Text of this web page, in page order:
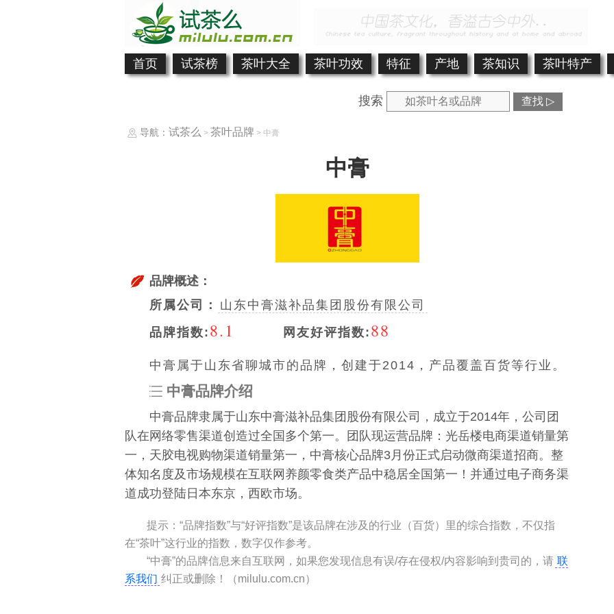
首页 试茶榜 茶叶大全 茶叶功效 特征 产地 茶知识 茶叶特产
搜索 查找 ▷
导航： 试茶么 > 茶叶品牌 > 中膏
中膏
品牌概述：
所属公司：
山东中膏滋补品集团股份有限公司
品牌指数: 8.1 网友好评指数: 88
中膏属于山东省聊城市的品牌，创建于2014，产品覆盖百货等行业。
中膏品牌介绍
中膏品牌隶属于山东中膏滋补品集团股份有限公司，成立于2014年，公司团
队在网络零售渠道创造过全国多个第一。团队现运营品牌：光岳楼电商渠道销量第
一，天胶电视购物渠道销量第一，中膏核心品牌3月份正式启动微商渠道招商。整
体知名度及市场规模在互联网养颜零食类产品中稳居全国第一！并通过电子商务渠
道成功登陆日本东京，西欧市场。
提示：“品牌指数”与“好评指数”是该品牌在涉及的行业（百货）里的综合指数，不仅指
在“茶叶”这行业的指数，数字仅作参考。
“中膏”的品牌信息来自互联网，如果您发现信息有误/存在侵权/内容影响到贵司的，请 联
系我们 纠正或删除！（milulu.com.cn）